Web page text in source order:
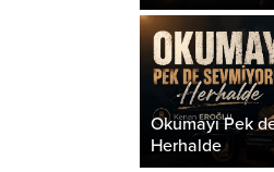
Okumayı Pek
Herhalde